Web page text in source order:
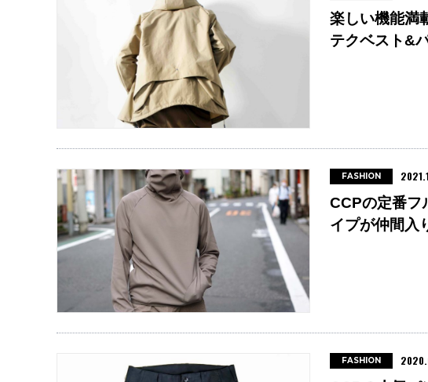
楽しい機能満
テクベスト&
CCPの定番フ
イプが仲間入
FASHION
FASHION